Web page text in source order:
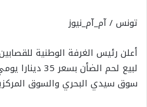
تونس / آم_آم_نيوز
أعلن رئيس الغرفة الوطنية
لبيع لحم الضأن
سوق سيدي البحري والسوق